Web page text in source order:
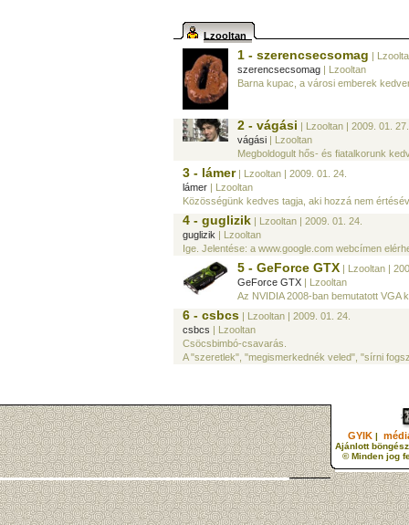
Lzooltan
1 - szerencsecsomag |
szerencsecsomag | Lzooltan
Barna kupac, a városi emberek
2 - vágási | Lzooltan | 2009. 01. 27.
vágási | Lzooltan
Megboldogult hős- és fiatalkorunk
3 - lámer| Lzooltan | 2009. 01. 24.
lámer | Lzooltan
Közösségünk kedves tagja, aki hozzá nem
4 - guglizik | Lzooltan | 2009. 01. 24.
guglizik | Lzooltan
Ige. Jelentése: a www.google.com webcímen
5 - GeForce GTX | Lzooltan |
GeForce GTX | Lzooltan
Az NVIDIA 2008-ban bemutatott VGA
6 - csbcs | Lzooltan | 2009. 01. 24.
csbcs | Lzooltan
Csöcsbimbó-csavarás.
A "szeretlek", "megismerkednék veled", "sírni
GYIK |
Ajánlott
© Minden jog